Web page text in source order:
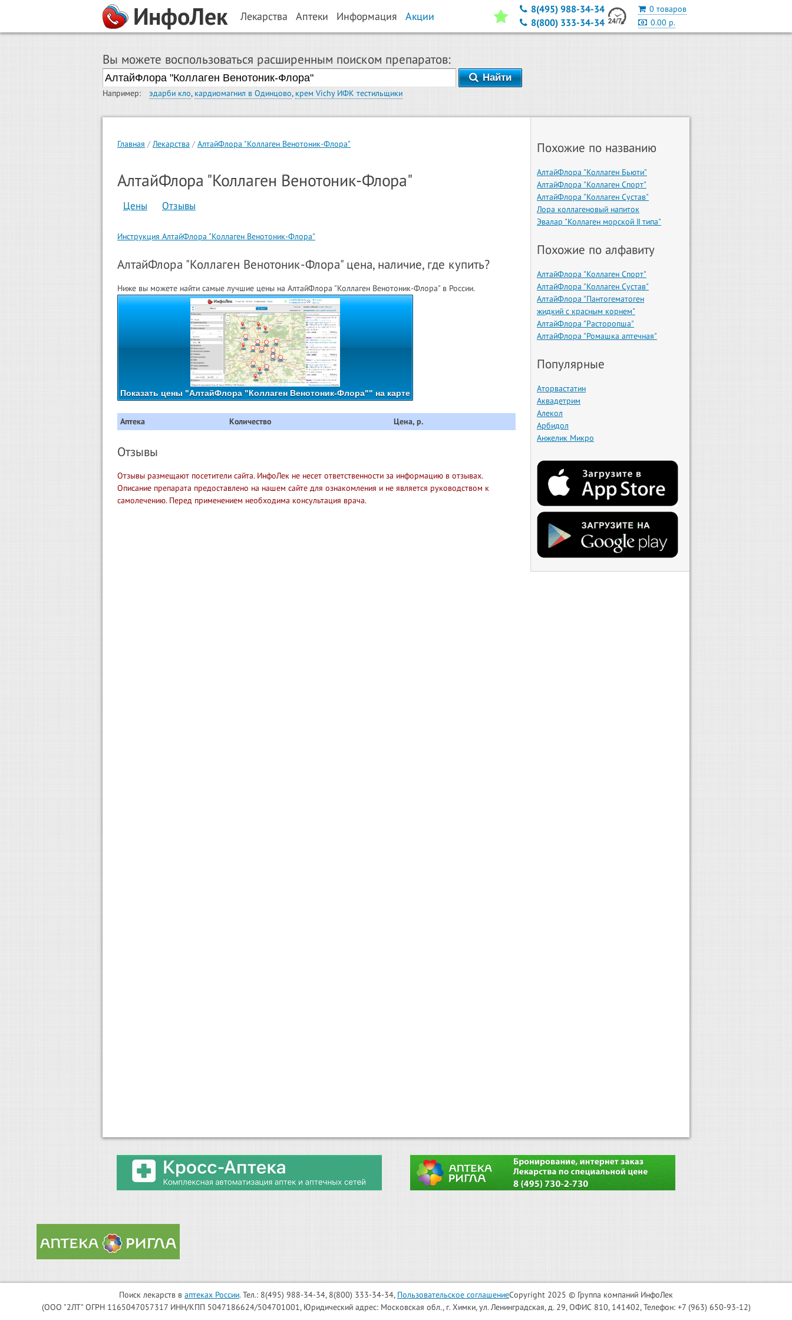
ИнфоЛек Лекарства Аптеки Информация Акции
0 товаров
0.00 р.
8(495) 988-34-34
8(800) 333-34-34
Вы можете воспользоваться расширенным поиском препаратов:
Найти
Например: эдарби кло, кардиомагнил в Одинцово, крем Vichy ИФК тестильщики
Главная Лекарства АлтайФлора "Коллаген Венотоник-Флора"
АлтайФлора "Коллаген Венотоник-Флора"
Цены Отзывы
Инструкция АлтайФлора "Коллаген Венотоник-Флора"
АлтайФлора "Коллаген Венотоник-Флора" цена, наличие, где купить?
Ниже вы можете найти самые лучшие цены на АлтайФлора "Коллаген Венотоник-Флора" в России.
Показать цены "АлтайФлора "Коллаген Венотоник-Флора"" на карте
Аптека Количество Цена, р.
Отзывы
Отзывы размещают посетители сайта. ИнфоЛек не несет ответственности за информацию в отзывах.
Описание препарата предоставлено на нашем сайте для ознакомления и не является руководством к
самолечению. Перед применением необходима консультация врача.
Похожие по названию
АлтайФлора "Коллаген Бьюти"
АлтайФлора "Коллаген Спорт"
АлтайФлора "Коллаген Сустав"
Лора коллагеновый напиток
Эвалар "Коллаген морской II типа"
Похожие по алфавиту
АлтайФлора "Коллаген Спорт"
АлтайФлора "Коллаген Сустав"
АлтайФлора "Пантогематоген
жидкий с красным корнем"
АлтайФлора "Расторопша"
АлтайФлора "Ромашка аптечная"
Популярные
Аторвастатин
Аквадетрим
Алекол
Арбидол
Анжелик Микро
Поиск лекарств в аптеках России. Тел.: 8(495) 988-34-34, 8(800) 333-34-34, Пользовательское соглашениеCopyright 2025 © Группа компаний ИнфоЛек
(ООО "2ЛТ" ОГРН 1165047057317 ИНН/КПП 5047186624/504701001, Юридический адрес: Московская обл., г. Химки, ул. Ленинградская, д. 29, ОФИС 810, 141402, Телефон: +7 (963) 650-93-12)